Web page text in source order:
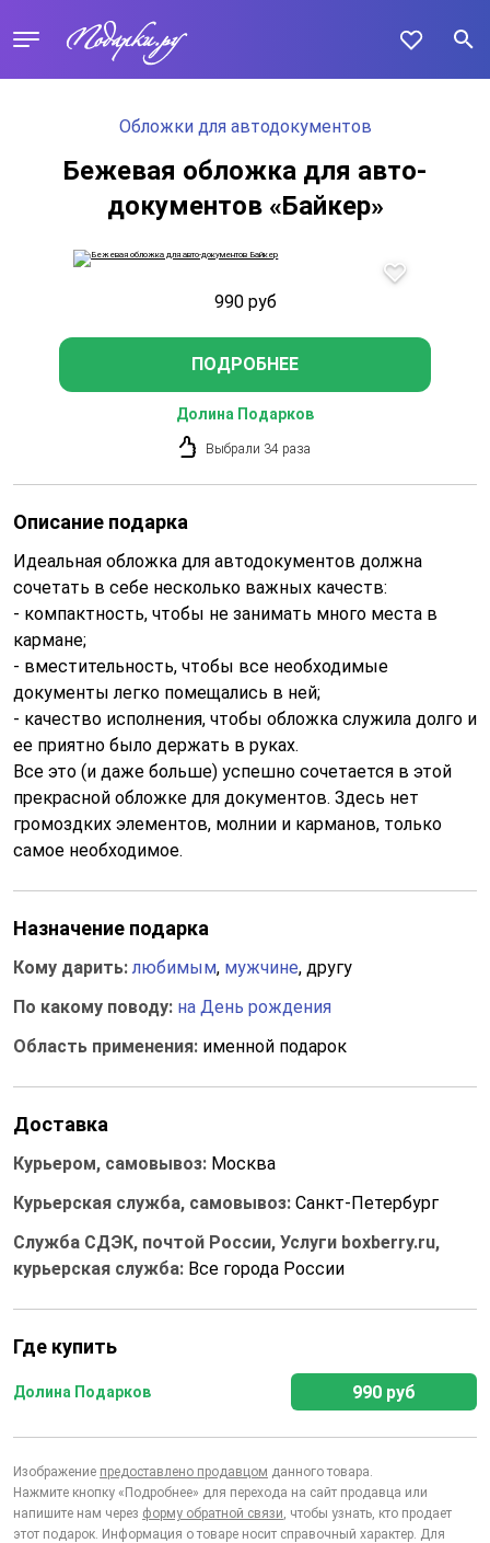
Обложки для автодокументов
Бежевая обложка для авто-
документов «Байкер»
990 руб
ПОДРОБНЕЕ
Долина Подарков
Выбрали 34 раза
Описание подарка
Идеальная обложка для автодокументов должна
сочетать в себе несколько важных качеств:
- компактность, чтобы не занимать много места в
кармане;
- вместительность, чтобы все необходимые
документы легко помещались в ней;
- качество исполнения, чтобы обложка служила долго и
ее приятно было держать в руках.
Все это (и даже больше) успешно сочетается в этой
прекрасной обложке для документов. Здесь нет
громоздких элементов, молнии и карманов, только
самое необходимое.
Назначение подарка
Кому дарить:любимым, мужчине, другу
По какому поводу: на День рождения
Область применения: именной подарок
Доставка
Курьером, самовывоз: Москва
Курьерская служба, самовывоз: Санкт-Петербург
Служба СДЭК, почтой России, Услуги boxberry.ru,
курьерская служба: Все города России
Где купить
Долина Подарков 990 руб
Изображение предоставлено продавцом данного товара.
Нажмите кнопку «Подробнее» для перехода на сайт продавца или
напишите нам через форму обратной связи, чтобы узнать, кто продает
этот подарок. Информация о товаре носит справочный характер. Для